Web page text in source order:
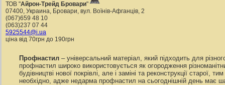
ТОВ "Айрон-Трейд Бровари"
07400, Украина, Бровари, вул. Воїнів-Афганців, 2
(067)659 48 10
(063)237 07 44
5925544@i.ua
ціна від 70грн до 190грн
Профнастил – універсальний матеріал, який підходить для
профнастил широко використовується як огородження
будівництві нової покрівлі, але і заміні та реконструкції
необхідно, адже недарма профнастил на сьогоднішній день має